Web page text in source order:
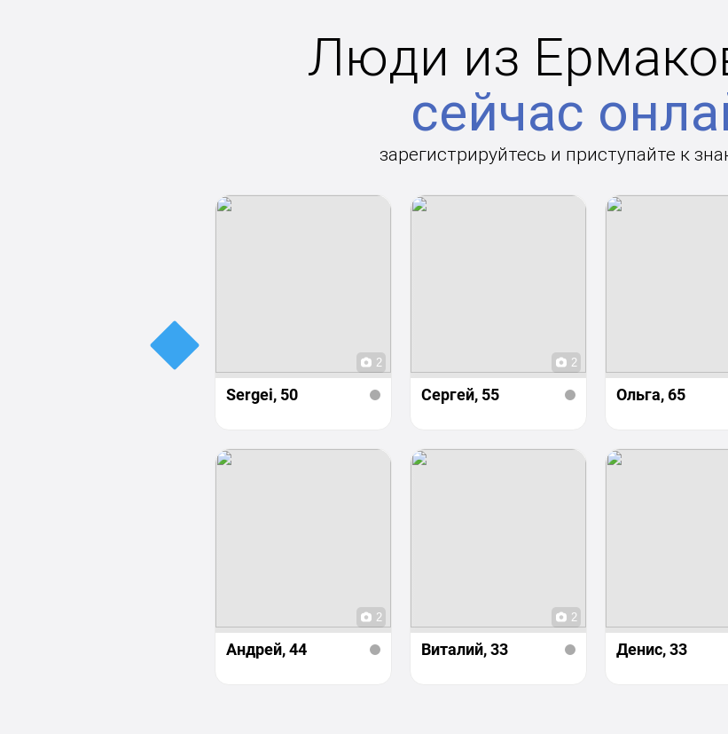
Люди из
сейчас
зарегистрируйтесь и приступайте к
2
Sergei, 50
2
Сергей, 55 Ольга, 65
2
Андрей, 44
2
Виталий, 33 Денис, 33